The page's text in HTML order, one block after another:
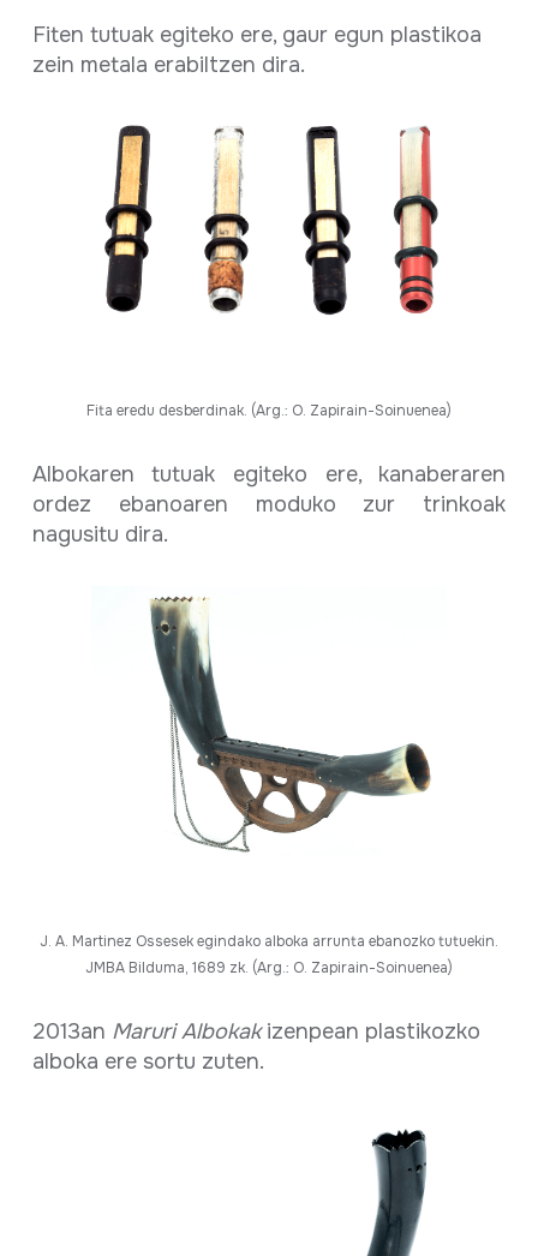
Fiten tutuak egiteko ere, gaur egun plastikoa
zein metala erabiltzen dira.
Fita eredu desberdinak. (Arg.: O. Zapirain-Soinuenea)
Albokaren tutuak egiteko ere, kanaberaren
ordez ebanoaren moduko zur trinkoak
nagusitu dira.
J. A. Martinez Ossesek egindako alboka arrunta ebanozko tutuekin.
JMBA Bilduma, 1689 zk. (Arg.: O. Zapirain-Soinuenea)
2013an Maruri Albokakizenpean plastikozko
alboka ere sortu zuten.